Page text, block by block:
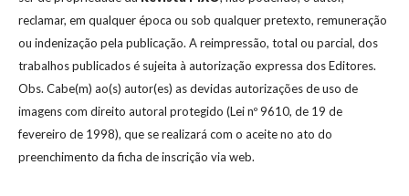
reclamar, em qualquer época ou sob qualquer pretexto, remuneração
ou indenização pela publicação. A reimpressão, total ou parcial, dos
trabalhos publicados é sujeita à autorização expressa dos Editores.
Obs. Cabe(m) ao(s) autor(es) as devidas autorizações de uso de
imagens com direito autoral protegido (Lei nº 9610, de 19 de
fevereiro de 1998), que se realizará com o aceite no ato do
preenchimento da ficha de inscrição via web.